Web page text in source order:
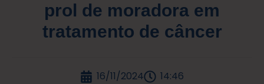
prol de moradora em
tratamento de câncer
16/11/2024 14:46